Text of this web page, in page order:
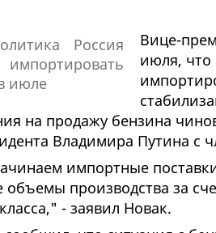
Вице-
июля, что
на продажу бензина
Владимира Путина с
импортные
производства за
- заявил Новак.